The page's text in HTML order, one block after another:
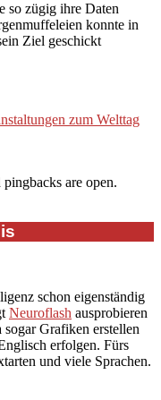
so zügig ihre Daten
konnte in
Ziel geschickt
zum Welttag
pingbacks are open.
schon eigenständig
Neuroflash ausprobieren
Grafiken erstellen
erfolgen. Fürs
und viele Sprachen.